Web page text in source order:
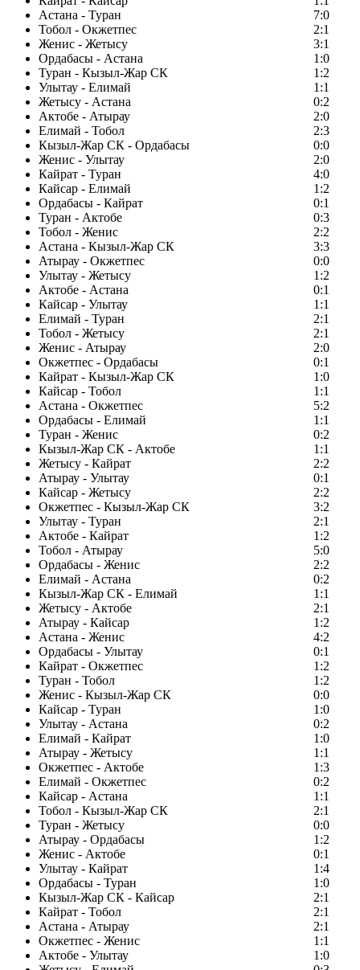
Астана - Туран
7:0
Тобол - Окжетпес
2:1
Женис - Жетысу
3:1
Ордабасы - Астана
1:0
Туран - Кызыл-Жар СК
1:2
Улытау - Елимай
1:1
Жетысу - Астана
0:2
Актобе - Атырау
2:0
Елимай - Тобол
2:3
Кызыл-Жар СК - Ордабасы
0:0
Женис - Улытау
2:0
Кайрат - Туран
4:0
Кайсар - Елимай
1:2
Ордабасы - Кайрат
0:1
Туран - Актобе
0:3
Тобол - Женис
2:2
Астана - Кызыл-Жар СК
3:3
Атырау - Окжетпес
0:0
Улытау - Жетысу
1:2
Актобе - Астана
0:1
Кайсар - Улытау
1:1
Елимай - Туран
2:1
Тобол - Жетысу
2:1
Женис - Атырау
2:0
Окжетпес - Ордабасы
0:1
Кайрат - Кызыл-Жар СК
1:0
Кайсар - Тобол
1:1
Астана - Окжетпес
5:2
Ордабасы - Елимай
1:1
Туран - Женис
0:2
Кызыл-Жар СК - Актобе
1:1
Жетысу - Кайрат
2:2
Атырау - Улытау
0:1
Кайсар - Жетысу
2:2
Окжетпес - Кызыл-Жар СК
3:2
Улытау - Туран
2:1
Актобе - Кайрат
1:2
Тобол - Атырау
5:0
Ордабасы - Женис
2:2
Елимай - Астана
0:2
Кызыл-Жар СК - Елимай
1:1
Жетысу - Актобе
2:1
Атырау - Кайсар
1:2
Астана - Женис
4:2
Ордабасы - Улытау
0:1
Кайрат - Окжетпес
1:2
Туран - Тобол
1:2
Женис - Кызыл-Жар СК
0:0
Кайсар - Туран
1:0
Улытау - Астана
0:2
Елимай - Кайрат
1:0
Атырау - Жетысу
1:1
Окжетпес - Актобе
1:3
Елимай - Окжетпес
0:2
Кайсар - Астана
1:1
Тобол - Кызыл-Жар СК
2:1
Туран - Жетысу
0:0
Атырау - Ордабасы
1:2
Женис - Актобе
0:1
Улытау - Кайрат
1:4
Ордабасы - Туран
1:0
Кызыл-Жар СК - Кайсар
2:1
Кайрат - Тобол
2:1
Астана - Атырау
2:1
Окжетпес - Женис
1:1
Актобе - Улытау
1:0